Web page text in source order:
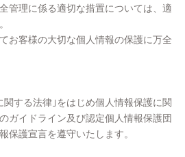
管理に係る適切な措置については、適
お客様の大切な個人情報の保護に万全
する法律｣をはじめ個人情報保護に関
ガイドライン及び認定個人情報保護団
保護宣言を遵守いたします。